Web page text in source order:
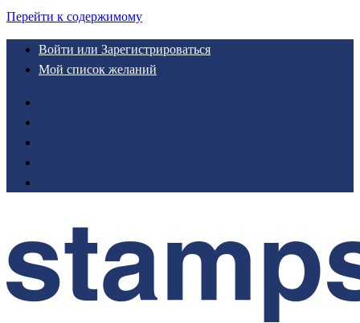
Перейти к содержимому
Войти или Зарегистрироваться
Мой список желаний